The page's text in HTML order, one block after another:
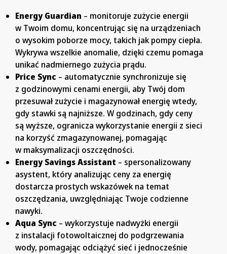
Energy Guardian – monitoruje zużycie energii
w Twoim domu, koncentrując się na urządzeniach
o wysokim poborze mocy, takich jak pompy ciepła.
Wykrywa wszelkie anomalie, dzięki czemu pomaga
unikać nadmiernego zużycia prądu.
Price Sync – automatycznie synchronizuje się
z godzinowymi cenami energii, aby Twój dom
przesuwał zużycie i magazynował energię wtedy,
gdy stawki są najniższe. W godzinach, gdy ceny
są wyższe, ogranicza wykorzystanie energii z sieci
na korzyść zmagazynowanej, pomagając
w maksymalizacji oszczędności.
Energy Savings Assistant – spersonalizowany
asystent, który analizując ceny za energię
dostarcza prostych wskazówek na temat
oszczędzania, uwzględniając Twoje codzienne
nawyki.
Aqua Sync – wykorzystuje nadwyżki energii
z instalacji fotowoltaicznej do podgrzewania
wody, pomagając odciążyć sieć i jednocześnie